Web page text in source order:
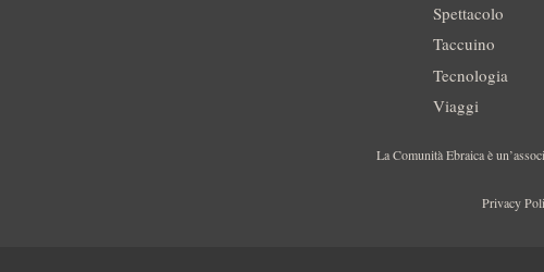
Spettacolo
Taccuino
Tecnologia
Viaggi
La Comunità Ebraica è
Privacy